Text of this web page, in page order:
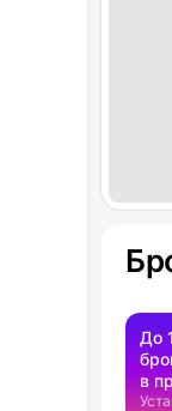
До
в